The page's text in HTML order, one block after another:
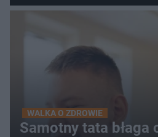
WALKA O ZDROWIE
Samotny tata błaga